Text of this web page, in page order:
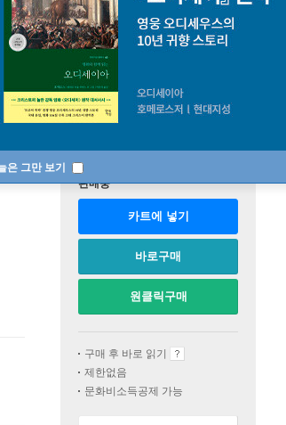
은 그만 보기
판매중
카트에 넣기
바로구매
원클릭구매
구매 후 바로 읽기
제한없음
문화비소득공제 가능